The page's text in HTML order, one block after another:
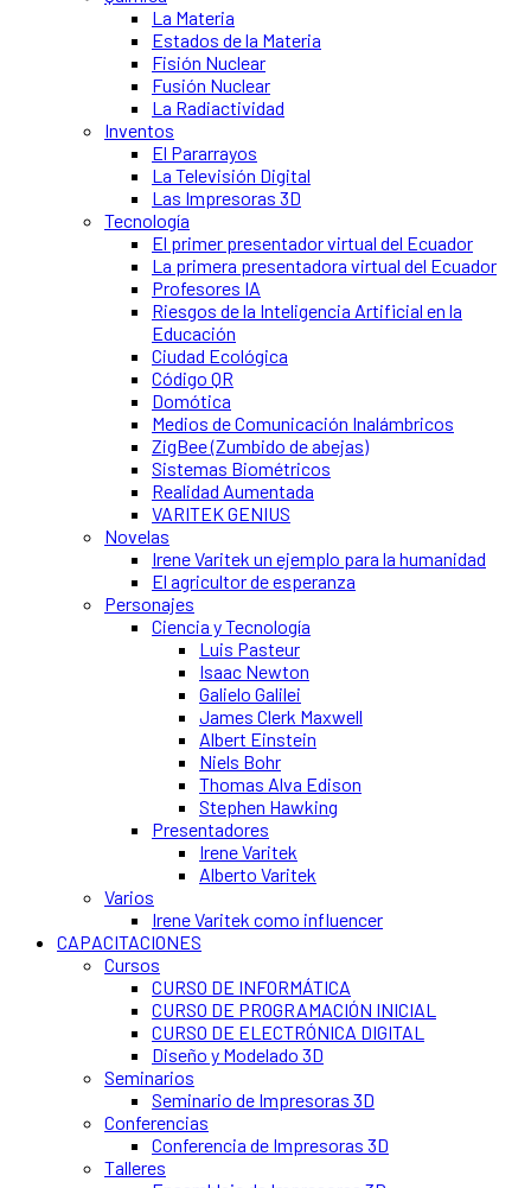
La Materia
Estados de la Materia
Fisión Nuclear
Fusión Nuclear
La Radiactividad
Inventos
El Pararrayos
La Televisión Digital
Las Impresoras 3D
Tecnología
El primer presentador virtual del Ecuador
La primera presentadora virtual del Ecuador
Profesores IA
Riesgos de la Inteligencia Artificial en la
Educación
Ciudad Ecológica
Código QR
Domótica
Medios de Comunicación Inalámbricos
ZigBee (Zumbido de abejas)
Sistemas Biométricos
Realidad Aumentada
VARITEK GENIUS
Novelas
Irene Varitek un ejemplo para la humanidad
El agricultor de esperanza
Personajes
Ciencia y Tecnología
Luis Pasteur
Isaac Newton
Galielo Galilei
James Clerk Maxwell
Albert Einstein
Niels Bohr
Thomas Alva Edison
Stephen Hawking
Presentadores
Irene Varitek
Alberto Varitek
Varios
Irene Varitek como influencer
CAPACITACIONES
Cursos
CURSO DE INFORMÁTICA
CURSO DE PROGRAMACIÓN INICIAL
CURSO DE ELECTRÓNICA DIGITAL
Diseño y Modelado 3D
Seminarios
Seminario de Impresoras 3D
Conferencias
Conferencia de Impresoras 3D
Talleres